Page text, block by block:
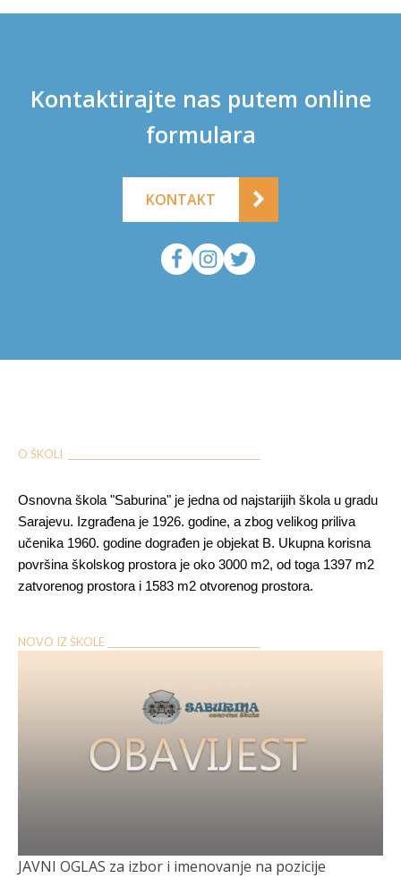
Kontaktirajte nas putem online
formulara
KONTAKT
O ŠKOLI ___________________________________________
Osnovna škola "Saburina" je jedna od najstarijih škola u gradu
Sarajevu. Izgrađena je 1926. godine, a zbog velikog priliva
učenika 1960. godine dograđen je objekat B. Ukupna korisna
površina školskog prostora je oko 3000 m2, od toga 1397 m2
zatvorenog prostora i 1583 m2 otvorenog prostora.
NOVO IZ ŠKOLE __________________________________
JAVNI OGLAS za izbor i imenovanje na pozicije